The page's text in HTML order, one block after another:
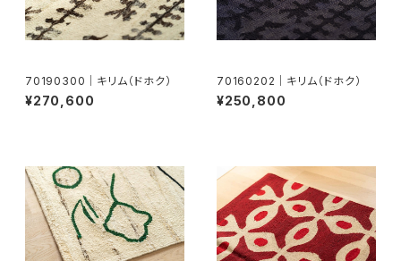
70190300｜キリム（ドホク）
¥270,600
70160202｜キリム（ドホク）
¥250,800